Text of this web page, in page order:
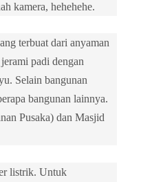
kamera, hehehehe.
terbuat dari anyaman
padi dengan
Selain bangunan
bangunan lainnya.
Pusaka) dan Masjid
listrik. Untuk